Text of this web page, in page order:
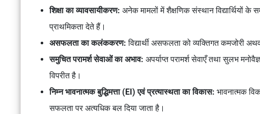
शिक्षा का व्यावसायीकरण: अनेक मामलों में शैक्षणिक संस्थान विद्यार्थियों के
प्राथमिकता देते हैं।
असफलता का कलंककरण:विद्यार्थी असफलता को व्यक्तिगत कमजोरी
समुचित परामर्श सेवाओं का अभाव: अपर्याप्त परामर्श सेवाएँ तथा सुलभ
विपरीत है।
निम्न भावनात्मक बुद्धिमत्ता (EI) एवं प्रत्यास्थता का विकास: भावनात्मक
सफलता पर अत्यधिक बल दिया जाता है।